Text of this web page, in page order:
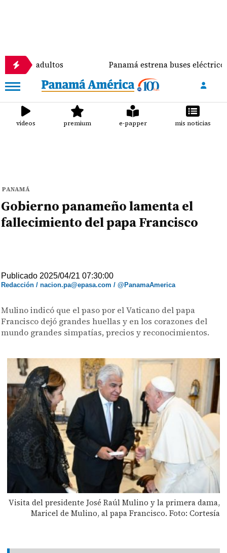
adultos Panamá estrena buses eléctricos en
videos premium e-papper mis noticias
PANAMÁ
Gobierno panameño lamenta el
fallecimiento del papa Francisco
Publicado 2025/04/21 07:30:00
Redacción / nacion.pa@epasa.com / @PanamaAmerica
Mulino indicó que el paso por el Vaticano del papa
Francisco dejó grandes huellas y en los corazones del
mundo grandes simpatías, precios y reconocimientos.
Visita del presidente José Raúl Mulino y la primera dama,
Maricel de Mulino, al papa Francisco. Foto: Cortesía